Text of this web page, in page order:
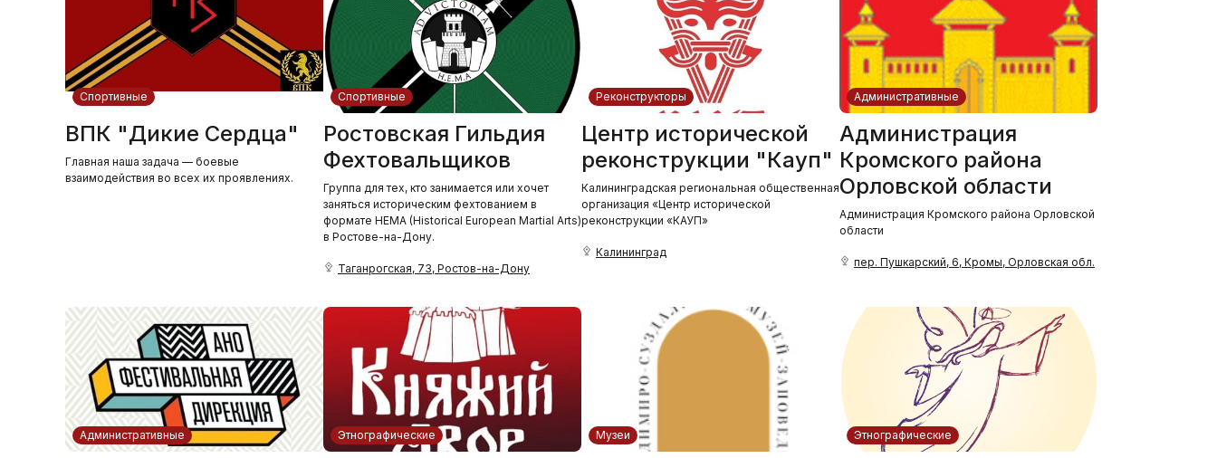
Спортивные
ВПК "Дикие Сердца"
Главная наша задача — боевые
взаимодействия во всех их проявлениях.
Спортивные
Ростовская Гильдия
Фехтовальщиков
Группа для тех, кто занимается или хочет
заняться историческим фехтованием в
формате HEMA (Historical European Martial Arts)
в Ростове-на-Дону.
Таганрогская, 73, Ростов-на-Дону
Реконструкторы
Центр исторической
реконструкции "Кауп"
Калининградская региональная общественная
организация «Центр исторической
реконструкции «КАУП»
Калининград
Административные
Администрация
Кромского района
Орловской области
Администрация Кромского района Орловской
области
пер. Пушкарский, 6, Кромы, Орловская обл.
Административные Этнографические Музеи Этнографические